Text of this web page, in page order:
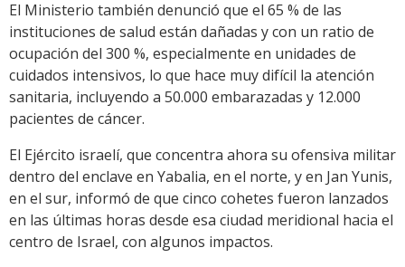
El Ministerio también denunció que el 65 % de las
instituciones de salud están dañadas y con un ratio de
ocupación del 300 %, especialmente en unidades de
cuidados intensivos, lo que hace muy difícil la atención
sanitaria, incluyendo a 50.000 embarazadas y 12.000
pacientes de cáncer.
El Ejército israelí, que concentra ahora su ofensiva militar
dentro del enclave en Yabalia, en el norte, y en Jan Yunis,
en el sur, informó de que cinco cohetes fueron lanzados
en las últimas horas desde esa ciudad meridional hacia el
centro de Israel, con algunos impactos.